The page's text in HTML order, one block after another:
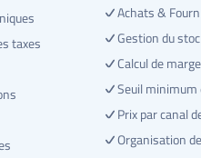
taxes
Achats &
Gestion du
Calcul de marge
Seuil
Prix par canal
Organisation